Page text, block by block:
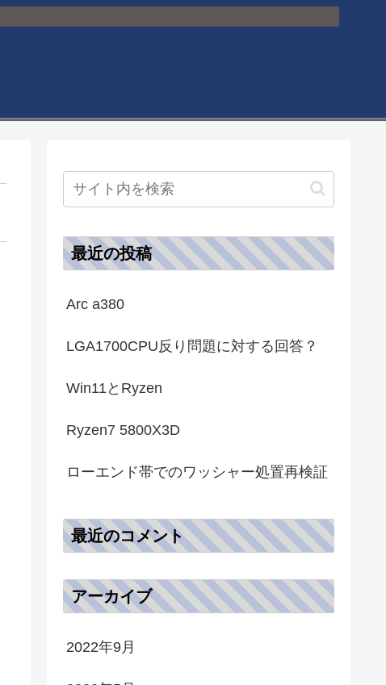
最近の投稿
Arc a380
LGA1700CPU反り問題に対する回答？
Win11とRyzen
Ryzen7 5800X3D
ローエンド帯でのワッシャー処置再検証
最近のコメント
アーカイブ
2022年9月